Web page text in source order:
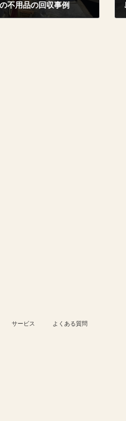
不用品の回収事例
サービス よくある質問